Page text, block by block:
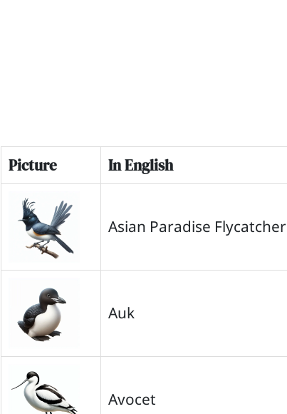
Picture In English
Asian Paradise Flycatcher
Auk
Avocet